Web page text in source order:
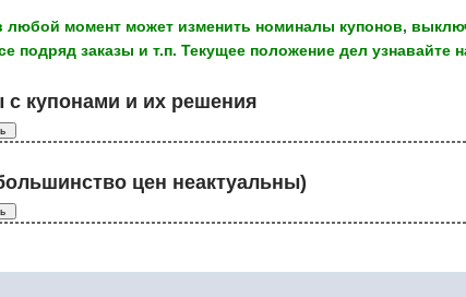
любой момент может изменить номиналы купонов,
подряд заказы и т.п. Текущее положение дел узнавайте
купонами и их решения
цен неактуальны)